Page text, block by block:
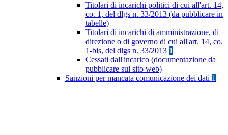
Titolari di incarichi politici di cui all'art. 14,
co. 1, del dlgs n. 33/2013 (da pubblicare in
tabelle)
Titolari di incarichi di amministrazione, di
direzione o di governo di cui all'art. 14, co.
1-bis, del dlgs n. 33/2013 1
Cessati dall'incarico (documentazione da
pubblicare sul sito web)
Sanzioni per mancata comunicazione dei dati 1